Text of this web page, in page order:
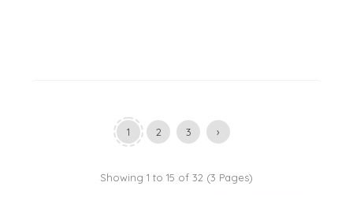
1 2 3 ›
Showing 1 to 15 of 32 (3 Pages)